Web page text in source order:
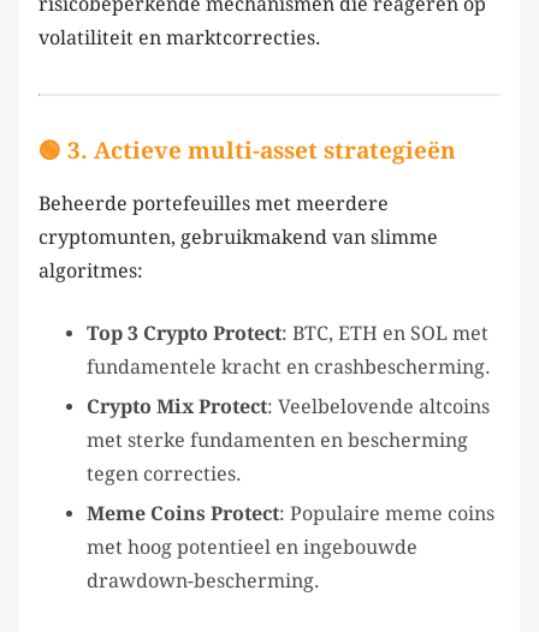
risicobeperkende mechanismen die reageren op
volatiliteit en marktcorrecties.
🟢 3. Actieve multi-asset strategieën
Beheerde portefeuilles met meerdere
cryptomunten, gebruikmakend van slimme
algoritmes:
Top 3 Crypto Protect: BTC, ETH en SOL met
fundamentele kracht en crashbescherming.
Crypto Mix Protect: Veelbelovende altcoins
met sterke fundamenten en bescherming
tegen correcties.
Meme Coins Protect: Populaire meme coins
met hoog potentieel en ingebouwde
drawdown-bescherming.